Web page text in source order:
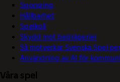
Sponsring
Hållbarhet
Spelkoll
Skydd mot bedrägerier
Så motverkar Svenska Spel
Användning av AI för
Våra spel